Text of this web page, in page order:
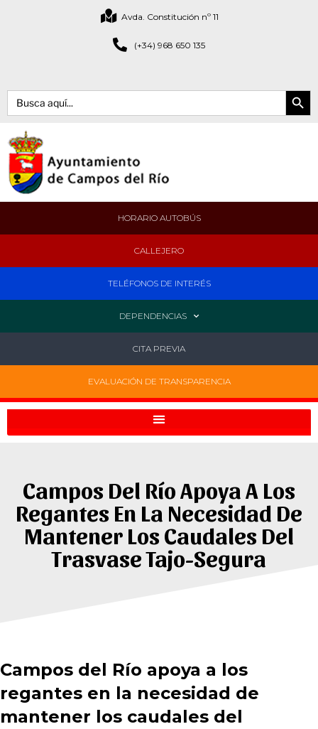
Avda. Constitución nº 11
(+34) 968 650 135
Buscar: Botón de
HORARIO AUTOBÚS
CALLEJERO
TELÉFONOS DE INTERÉS
DEPENDENCIAS
CITA PREVIA
EVALUACIÓN DE TRANSPARENCIA
Campos Del Río Apoya A Los
Regantes En La Necesidad De
Mantener Los Caudales Del
Trasvase Tajo-Segura
Campos del Río apoya a los
regantes en la necesidad de
mantener los caudales del